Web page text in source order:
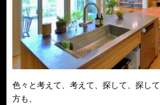
色々と考えて、考えて、探して、探し
方も、